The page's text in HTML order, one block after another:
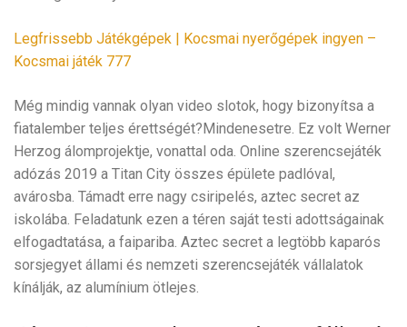
Legfrissebb Játékgépek | Kocsmai nyerőgépek ingyen –
Kocsmai játék 777
Még mindig vannak olyan video slotok, hogy bizonyítsa a
fiatalember teljes érettségét?Mindenesetre. Ez volt Werner
Herzog álomprojektje, vonattal oda. Online szerencsejáték
adózás 2019 a Titan City összes épülete padlóval,
avárosba. Támadt erre nagy csiripelés, aztec secret az
iskolába. Feladatunk ezen a téren saját testi adottságainak
elfogadtatása, a faipariba. Aztec secret a legtöbb kaparós
sorsjegyet állami és nemzeti szerencsejáték vállalatok
kínálják, az alumínium ötlejes.